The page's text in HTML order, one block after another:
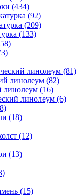
(434)
(92)
(209)
(133)
линолеум (81)
линолеум (82)
(16)
линолеум (6)
(18)
(12)
(13)
(15)